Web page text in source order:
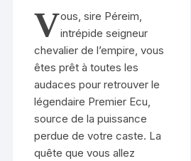
Vous, sire Péreim,
intrépide seigneur
chevalier de l’empire, vous
êtes prêt à toutes les
audaces pour retrouver le
légendaire Premier Ecu,
source de la puissance
perdue de votre caste. La
quête que vous allez